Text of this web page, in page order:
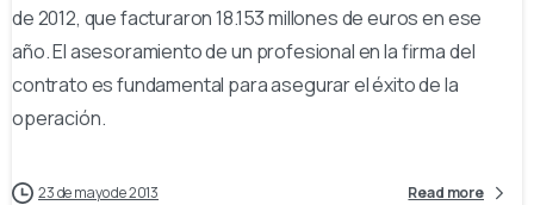
de 2012, que facturaron 18.153 millones de euros en ese
año. El asesoramiento de un profesional en la firma del
contrato es fundamental para asegurar el éxito de la
operación.
23 de mayo de 2013 Read more